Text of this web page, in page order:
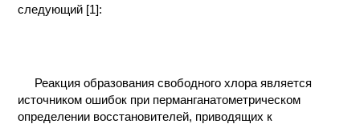
следующий [1]:
Реакция образования свободного хлора является
источником ошибок при перманганатометрическом
определении восстановителей, приводящих к